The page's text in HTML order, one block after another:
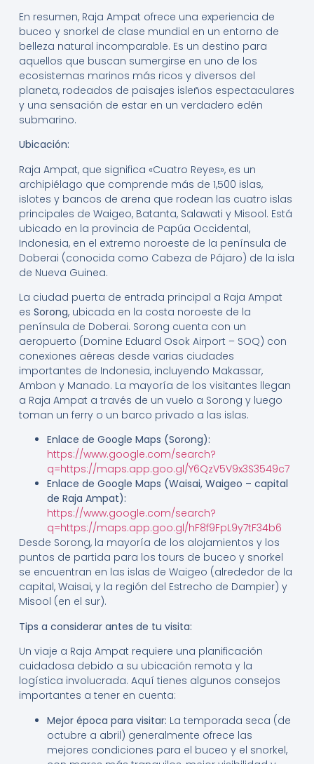
En resumen, Raja Ampat ofrece una experiencia de
buceo y snorkel de clase mundial en un entorno de
belleza natural incomparable. Es un destino para
aquellos que buscan sumergirse en uno de los
ecosistemas marinos más ricos y diversos del
planeta, rodeados de paisajes isleños espectaculares
y una sensación de estar en un verdadero edén
submarino.
Ubicación:
Raja Ampat, que significa «Cuatro Reyes», es un
archipiélago que comprende más de 1,500 islas,
islotes y bancos de arena que rodean las cuatro islas
principales de Waigeo, Batanta, Salawati y Misool. Está
ubicado en la provincia de Papúa Occidental,
Indonesia, en el extremo noroeste de la península de
Doberai (conocida como Cabeza de Pájaro) de la isla
de Nueva Guinea.
La ciudad puerta de entrada principal a Raja Ampat
es Sorong, ubicada en la costa noroeste de la
península de Doberai. Sorong cuenta con un
aeropuerto (Domine Eduard Osok Airport – SOQ) con
conexiones aéreas desde varias ciudades
importantes de Indonesia, incluyendo Makassar,
Ambon y Manado. La mayoría de los visitantes llegan
a Raja Ampat a través de un vuelo a Sorong y luego
toman un ferry o un barco privado a las islas.
Enlace de Google Maps (Sorong):
https://www.google.com/search?
q=https://maps.app.goo.gl/Y6QzV5V9x3S3549c7
Enlace de Google Maps (Waisai, Waigeo – capital
de Raja Ampat):
https://www.google.com/search?
q=https://maps.app.goo.gl/hF8f9FpL9y7tF34b6
Desde Sorong, la mayoría de los alojamientos y los
puntos de partida para los tours de buceo y snorkel
se encuentran en las islas de Waigeo (alrededor de la
capital, Waisai, y la región del Estrecho de Dampier) y
Misool (en el sur).
Tips a considerar antes de tu visita:
Un viaje a Raja Ampat requiere una planificación
cuidadosa debido a su ubicación remota y la
logística involucrada. Aquí tienes algunos consejos
importantes a tener en cuenta:
Mejor época para visitar: La temporada seca (de
octubre a abril) generalmente ofrece las
mejores condiciones para el buceo y el snorkel,